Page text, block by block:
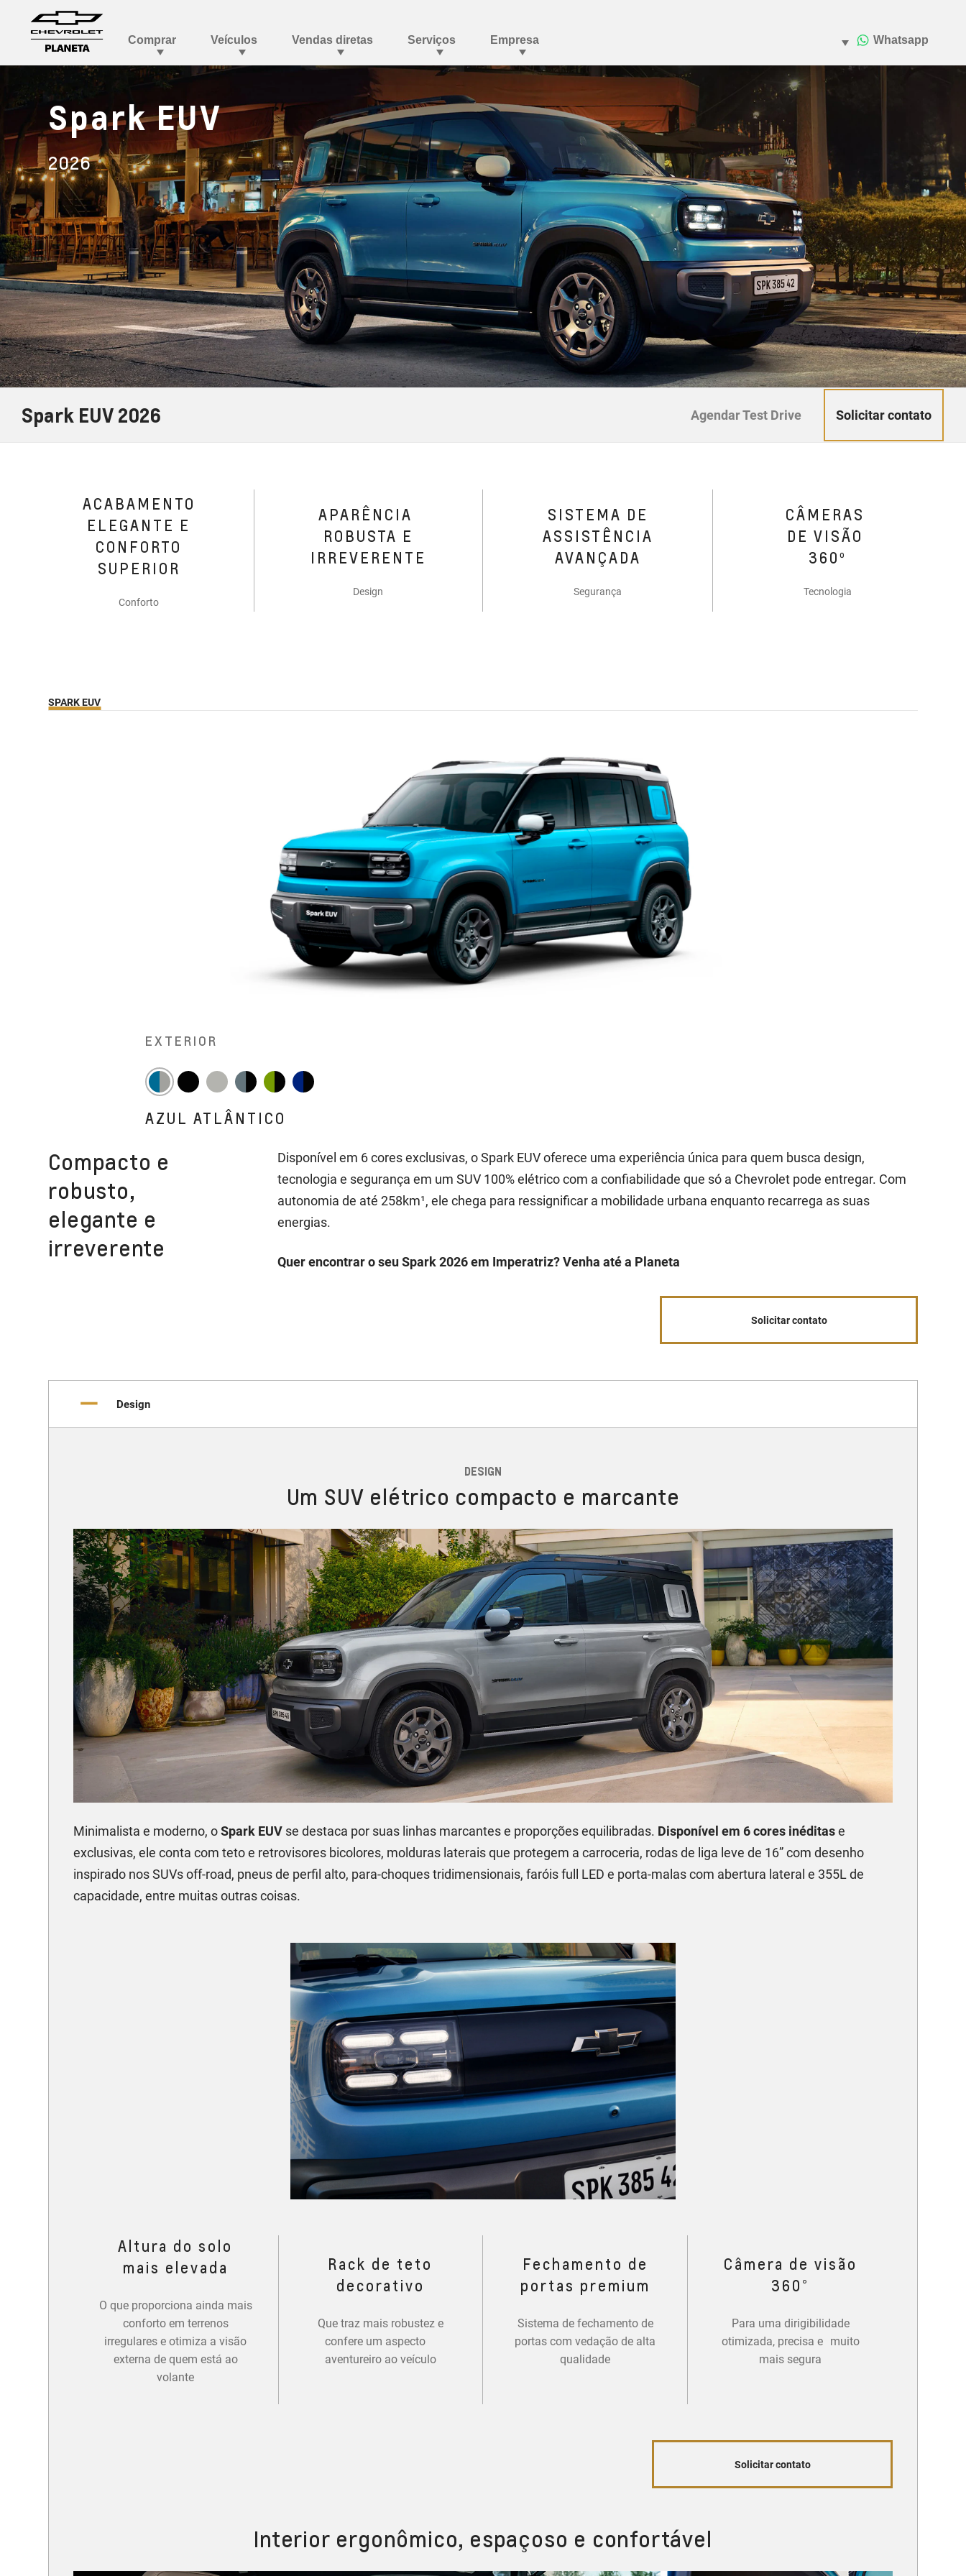
Spark EUV
2026
Spark EUV 2026 Agendar Test Drive Solicitar contato
ACABAMENTO
ELEGANTE E
CONFORTO
SUPERIOR
Conforto
APARÊNCIA
ROBUSTA E
IRREVERENTE
Design
SISTEMA DE
ASSISTÊNCIA
AVANÇADA
Segurança
CÂMERAS
DE VISÃO
360º
Tecnologia
SPARK EUV
EXTERIOR
AZUL ATLÂNTICO
Compacto e
robusto,
elegante e
irreverente
Disponível em 6 cores exclusivas, o Spark EUV oferece uma experiência única para quem busca design,
tecnologia e segurança em um SUV 100% elétrico com a confiabilidade que só a Chevrolet pode entregar. Com
autonomia de até 258km¹, ele chega para ressignificar a mobilidade urbana enquanto recarrega as suas
energias.
Quer encontrar o seu Spark 2026 em Imperatriz? Venha até a Planeta
Solicitar contato
Design
DESIGN
Um SUV elétrico compacto e marcante
Minimalista e moderno, oSpark EUVse destaca por suas linhas marcantes e proporções equilibradas. Disponível em 6 cores inéditase
exclusivas, ele conta com teto e retrovisores bicolores, molduras laterais que protegem a carroceria, rodas de liga leve de 16” com desenho
inspirado nos SUVs off-road, pneus de perfil alto, para-choques tridimensionais, faróis full LED e porta-malas com abertura lateral e 355L de
capacidade, entre muitas outras coisas.
Altura do solo
mais elevada
O que proporciona ainda mais
conforto em terrenos
irregulares e otimiza a visão
externa de quem está ao
volante
Rack de teto
decorativo
Que traz mais robustez e
confere um aspecto
aventureiro ao veículo
Fechamento de
portas premium
Sistema de fechamento de
portas com vedação de alta
qualidade
Câmera de visão
360°
Para uma dirigibilidade
otimizada, precisa e muito
mais segura
Solicitar contato
Interior ergonômico, espaçoso e confortável